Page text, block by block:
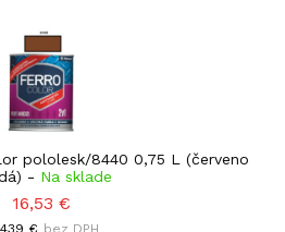
pololesk/8440 0,75 L (červeno
- Na sklade
16,53 €
€ bez DPH